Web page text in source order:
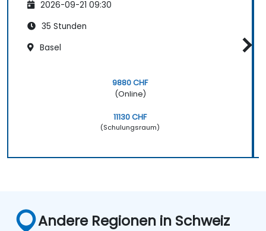
2026-09-21 09:30
35 Stunden
Basel
9880 CHF
(Online)
11130 CHF
(Schulungsraum)
Andere Regionen in Schweiz